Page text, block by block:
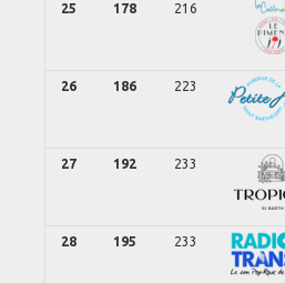
25 178 216
26 186 223
27 192 233
28 195 233